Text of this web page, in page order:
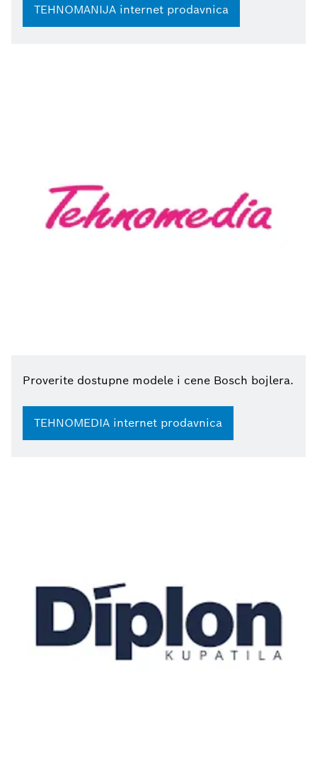
TEHNOMANIJA internet prodavnica
Proverite dostupne modele i cene Bosch bojlera.
TEHNOMEDIA internet prodavnica